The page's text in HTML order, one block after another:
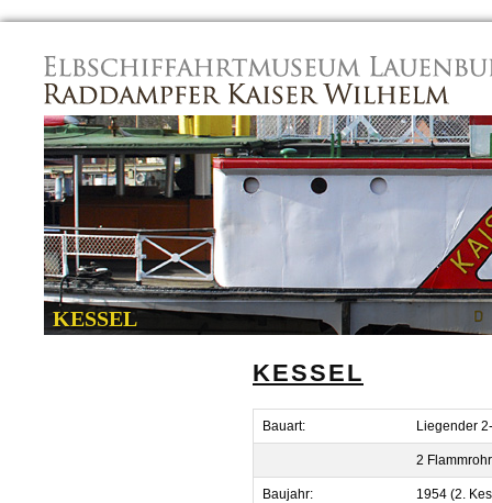
KESSEL
KESSEL
Bauart: Liegender
2
Baujahr: 1954 (2.